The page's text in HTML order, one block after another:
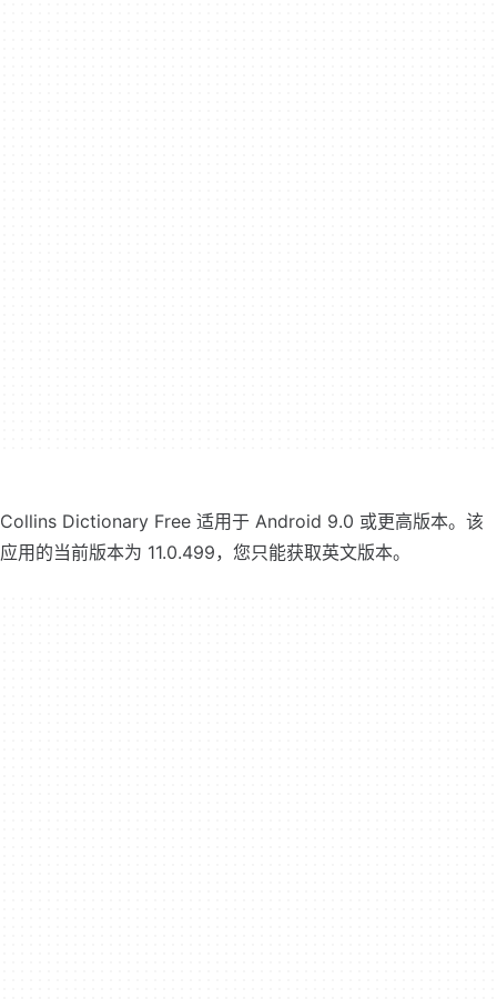
Collins Dictionary Free 适用于 Android 9.0 或更高版本。该
应用的当前版本为 11.0.499，您只能获取英文版本。